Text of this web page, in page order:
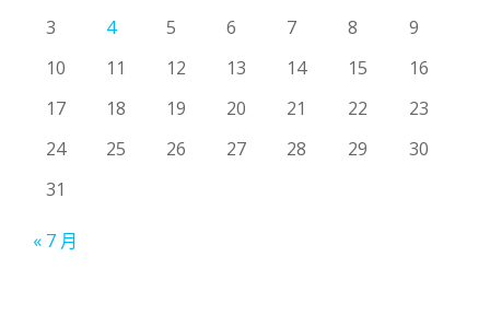
3
4 5 6 7 8
9
10
11 12 13 14 15
16
17
18 19 20 21 22
23
24
25 26 27 28 29
30
31
« 7 月